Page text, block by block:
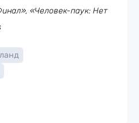
«Человек-паук: Нет